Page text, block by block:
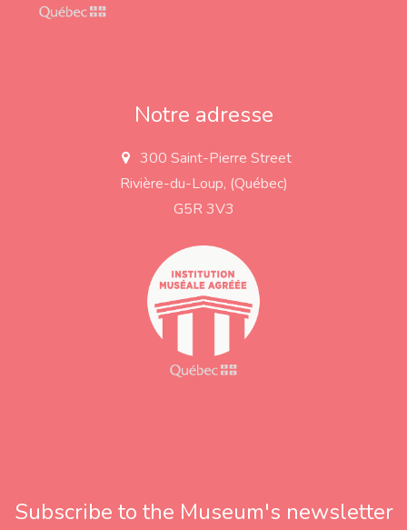
Notre adresse
a
d
300 Saint-Pierre Street
Rivière-du-Loup, (Québec)
G5R 3V3
Subscribe to the Museum's newsletter